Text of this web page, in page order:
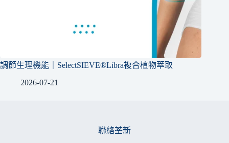
調節生理機能｜SelectSIEVE®Libra複合植物萃取
2026-07-21
聯絡荃新